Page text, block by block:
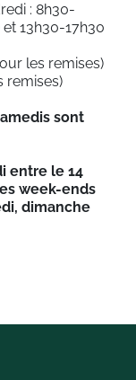
: 8h30-
13h30-17h30
les remises)
remises)
sont
entre le 14
week-ends
dimanche